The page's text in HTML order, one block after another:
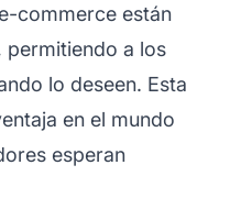
commerce están
permitiendo a los
lo deseen. Esta
en el mundo
esperan